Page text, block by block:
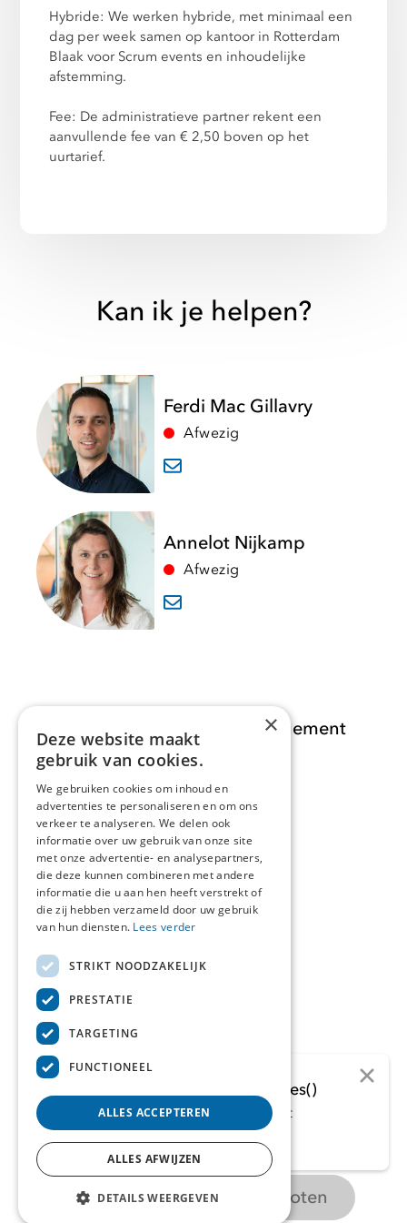
getRelatedVacancies()
Er is een onverwachte fout
opgetreden.
Hybride: We werken hybride, met minimaal een
dag per week samen op kantoor in Rotterdam
Blaak voor Scrum events en inhoudelijke
afstemming.
Fee: De administratieve partner rekent een
aanvullende fee van € 2,50 boven op het
uurtarief.
Inschrijvingen gesloten
Kan ik je helpen?
Ferdi Mac Gillavry
Afwezig
Annelot Nijkamp
Afwezig
Opdracht Informatiemanagement
Opdrachten
Actueel
Over ons
Contact
Over deze site
Cookieverklaring
Volg ons op
© 2026 opdrachtinformatiemanagement.nl
×
Deze website maakt
gebruik van cookies.
We gebruiken cookies om inhoud en
advertenties te personaliseren en om ons
verkeer te analyseren. We delen ook
informatie over uw gebruik van onze site
met onze advertentie- en analysepartners,
die deze kunnen combineren met andere
informatie die u aan hen heeft verstrekt of
die zij hebben verzameld door uw gebruik
van hun diensten. Lees verder
STRIKT NOODZAKELIJK
PRESTATIE
TARGETING
FUNCTIONEEL
ALLES ACCEPTEREN
ALLES AFWIJZEN
DETAILS WEERGEVEN